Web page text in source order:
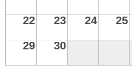
22
23 24 25
29
30